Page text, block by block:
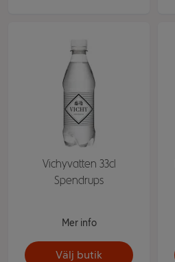
Vichyvatten 33cl
Spendrups
Mer info
Välj butik